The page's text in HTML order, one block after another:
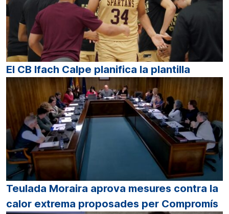
El CB Ifach Calpe planifica la plantilla
Teulada Moraira aprova mesures contra la
calor extrema proposades per Compromís